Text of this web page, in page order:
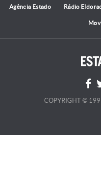
Agência Estado Rádio
COPYRIGHT ©